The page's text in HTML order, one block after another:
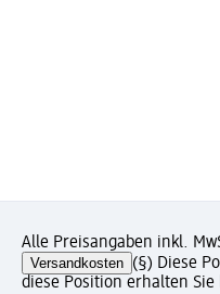
Alle Preisangaben inkl.
Versandkosten (§) Diese
diese Position erhalten Sie